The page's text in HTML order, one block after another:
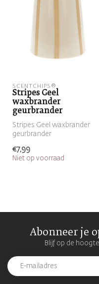
SCENTCHIPS®
Stripes Geel
waxbrander
geurbrander
Stripes Geel waxbrander
geurbrander
€7,99
Niet op voorraad
Abonneer je
Blijf op de